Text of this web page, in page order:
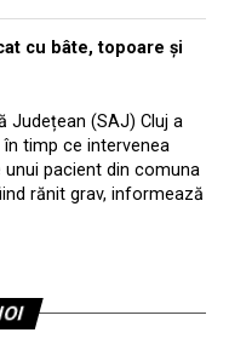
cu bâte, topoare și
Județean (SAJ) Cluj a
timp ce intervenea
pacient din comuna
rănit grav, informează